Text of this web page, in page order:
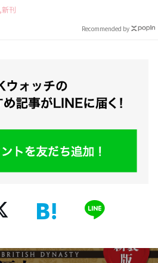
刊
Recommended by